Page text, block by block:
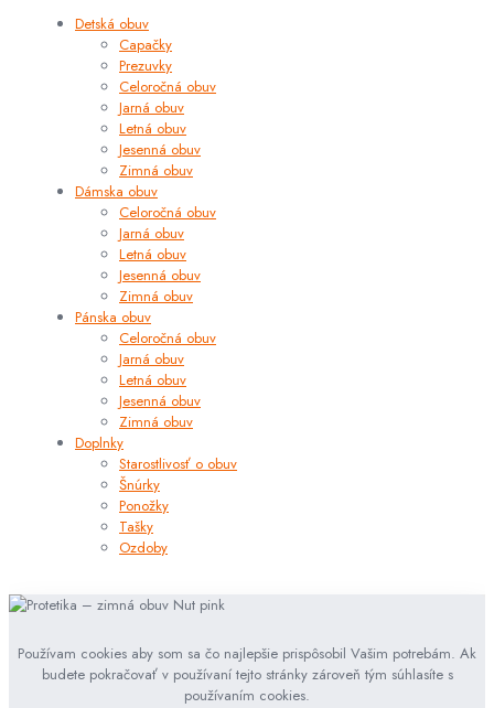
Detská obuv
Capačky
Prezuvky
Celoročná obuv
Jarná obuv
Letná obuv
Jesenná obuv
Zimná obuv
Dámska obuv
Celoročná obuv
Jarná obuv
Letná obuv
Jesenná obuv
Zimná obuv
Pánska obuv
Celoročná obuv
Jarná obuv
Letná obuv
Jesenná obuv
Zimná obuv
Doplnky
Starostlivosť o obuv
Šnúrky
Ponožky
Tašky
Ozdoby
Používam cookies aby som sa čo najlepšie prispôsobil Vašim potrebám. Ak
budete pokračovať v používaní tejto stránky zároveň tým súhlasíte s
používaním cookies.